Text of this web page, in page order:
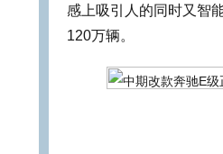
感上吸引人的同时又智
120万辆。